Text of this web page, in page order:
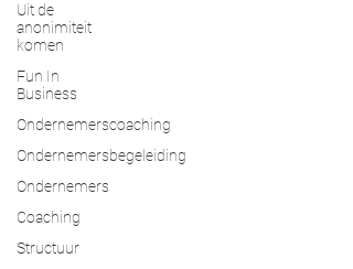
Uit de
anonimiteit
komen
Fun In
Business
Ondernemerscoaching
Ondernemersbegeleiding
Ondernemers
Coaching
Structuur